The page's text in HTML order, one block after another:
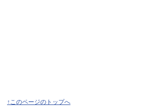
↑このページのトップへ